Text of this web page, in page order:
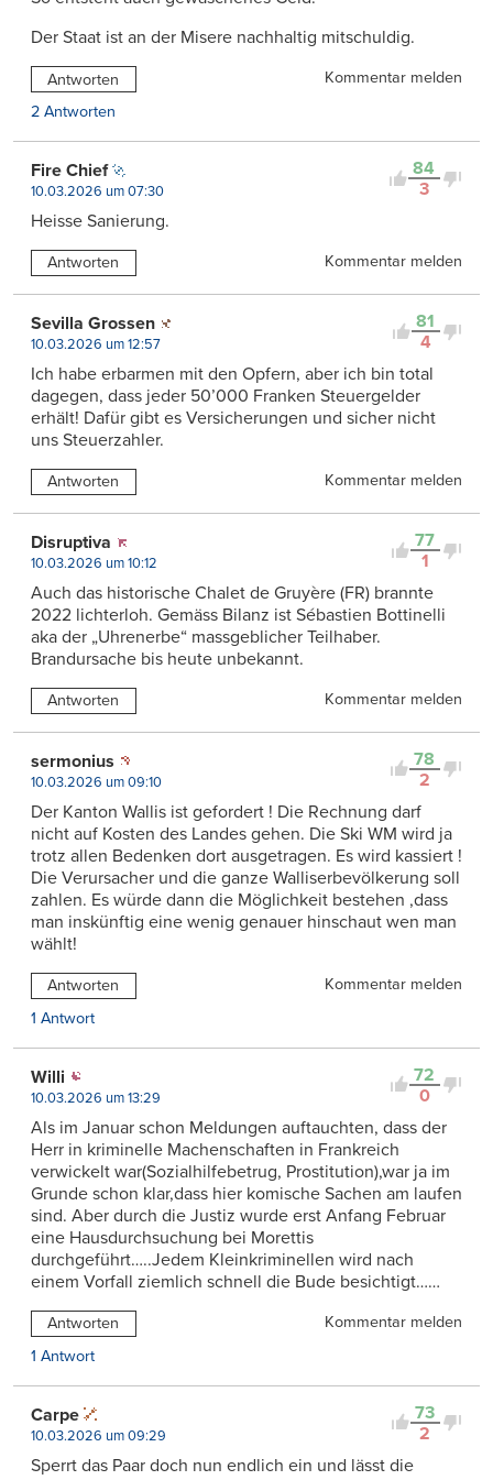
Der Staat ist an der Misere nachhaltig mitschuldig.
Antworten
Kommentar melden
2 Antworten
84
3
Fire Chief
10.03.2026 um 07:30
Heisse Sanierung.
Antworten Kommentar melden
81
4
Sevilla Grossen
10.03.2026 um 12:57
Ich habe erbarmen mit den Opfern, aber ich bin total
dagegen, dass jeder 50’000 Franken Steuergelder
erhält! Dafür gibt es Versicherungen und sicher nicht
uns Steuerzahler.
Antworten Kommentar melden
77
1
Disruptiva
10.03.2026 um 10:12
Auch das historische Chalet de Gruyère (FR) brannte
2022 lichterloh. Gemäss Bilanz ist Sébastien Bottinelli
aka der „Uhrenerbe“ massgeblicher Teilhaber.
Brandursache bis heute unbekannt.
Antworten Kommentar melden
78
2
sermonius
10.03.2026 um 09:10
Der Kanton Wallis ist gefordert ! Die Rechnung darf
nicht auf Kosten des Landes gehen. Die Ski WM wird ja
trotz allen Bedenken dort ausgetragen. Es wird kassiert !
Die Verursacher und die ganze Walliserbevölkerung soll
zahlen. Es würde dann die Möglichkeit bestehen ,dass
man inskünftig eine wenig genauer hinschaut wen man
wählt!
Antworten
Kommentar melden
1 Antwort
72
0
Willi
10.03.2026 um 13:29
Als im Januar schon Meldungen auftauchten, dass der
Herr in kriminelle Machenschaften in Frankreich
verwickelt war(Sozialhilfebetrug, Prostitution),war ja im
Grunde schon klar,dass hier komische Sachen am laufen
sind. Aber durch die Justiz wurde erst Anfang Februar
eine Hausdurchsuchung bei Morettis
durchgeführt…..Jedem Kleinkriminellen wird nach
einem Vorfall ziemlich schnell die Bude besichtigt……
Antworten
Kommentar melden
1 Antwort
73
2
Carpe
10.03.2026 um 09:29
Sperrt das Paar doch nun endlich ein und lässt die